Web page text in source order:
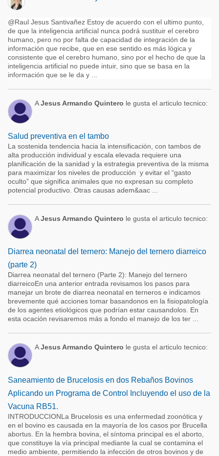
@Raul Jesus Santivañez Estoy de acuerdo con el ultimo punto,
de que la inteligencia artificial nunca podrá sustituir el cerebro
humano, pero no por falta de capacidad de integración de la
información que recibe, que en ese sentido es más lógica y
consistente que el cerebro humano, sino por el hecho de que la
inteligencia artificial no puede intuir, sino que se basa en la
información que se le da y ...
AJesus Armando Quintero le gusta el articulo tecnico:
Salud preventiva en el tambo
La sostenida tendencia hacia la intensificación, con tambos de
alta producción individual y escala elevada requiere una
planificación de la sanidad y la estrategia preventiva de la misma
para maximizar los niveles de producción y evitar el “gasto
oculto” que significa animales que no expresan su completo
potencial productivo. Otras causas adem&aac ...
AJesus Armando Quintero le gusta el articulo tecnico:
Diarrea neonatal del ternero: Manejo del ternero diarreico
(parte 2)
Diarrea neonatal del ternero (Parte 2): Manejo del ternero
diarreicoEn una anterior entrada revisamos los pasos para
manejar un brote de diarrea neonatal en terneros e indicamos
brevemente qué acciones tomar basandonos en la fisiopatología
de los agentes etiológicos que podrían estar causandolos. En
esta ocación revisaremos más a fondo el manejo de los ter ...
AJesus Armando Quintero le gusta el articulo tecnico:
Saneamiento de Brucelosis en dos Rebaños Bovinos
Aplicando un Programa de Control Incluyendo el uso de la
Vacuna RB51.
INTRODUCCIONLa Brucelosis es una enfermedad zoonótica y
en el bovino es causada en la mayoría de los casos por Brucella
abortus. En la hembra bovina, el síntoma principal es el aborto,
que constituye la vía principal mediante la cual se contamina el
medio ambiente, permitiendo la infección de otros bovinos y de